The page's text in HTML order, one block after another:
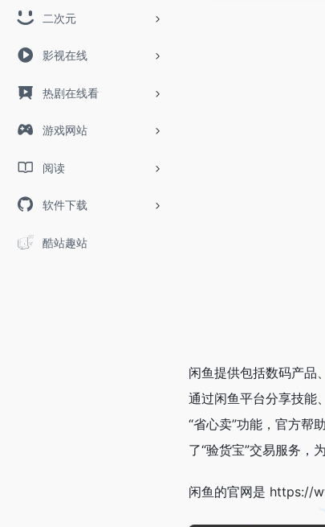
二次元
影视在线
热剧在线看
游戏网站
阅读
软件下载
酷站趣站
闲鱼提供包括数码产品
通过闲鱼平台分享技能
“省心卖”功能，官方帮
了“验货宝”交易服务，
闲鱼的官网是 https://